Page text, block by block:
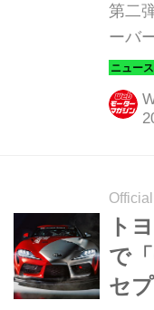
第二
ーバ
サー
日〜
ータ
ト
で
セ